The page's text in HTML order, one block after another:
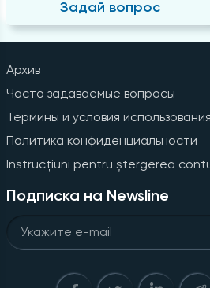
Задай вопрос
Архив
Часто задаваемые вопросы
Термины и условия
Политика конфиденциальности
Instrucțiuni pentru ștergerea
Подписка на Newsline